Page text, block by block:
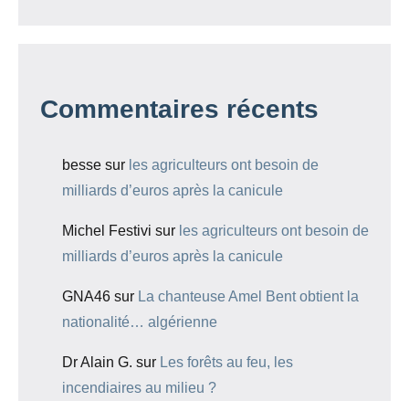
Commentaires récents
besse sur les agriculteurs ont besoin de
milliards d’euros après la canicule
Michel Festivi sur les agriculteurs ont besoin de
milliards d’euros après la canicule
GNA46 sur La chanteuse Amel Bent obtient la
nationalité… algérienne
Dr Alain G. sur Les forêts au feu, les
incendiaires au milieu ?